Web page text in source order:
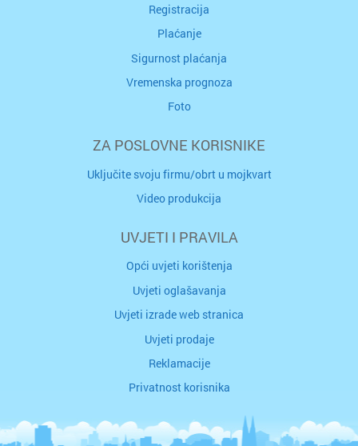
Registracija
Plaćanje
Sigurnost plaćanja
Vremenska prognoza
Foto
ZA POSLOVNE KORISNIKE
Uključite svoju firmu/obrt u mojkvart
Video produkcija
UVJETI I PRAVILA
Opći uvjeti korištenja
Uvjeti oglašavanja
Uvjeti izrade web stranica
Uvjeti prodaje
Reklamacije
Privatnost korisnika